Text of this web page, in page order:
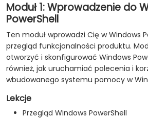
Administrowanie zdalnymi
pomocą Windows PowerShell.
Zarządzanie zasobami Azure
PowerShell.
Zarządzanie usługami
PowerShell.
Korzystanie z zadań w tle i
Moduł 1: Wprowadzenie do
PowerShell
Ten moduł wprowadzi Cię w Windows
przegląd funkcjonalności produktu.
otworzyć i skonfigurować Windows
również, jak uruchamiać polecenia i
wbudowanego systemu pomocy w
Lekcje
Przegląd Windows PowerShell